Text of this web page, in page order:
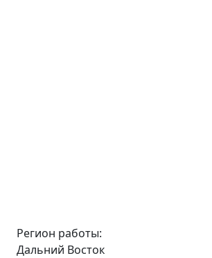
Регион работы:
Дальний Восток